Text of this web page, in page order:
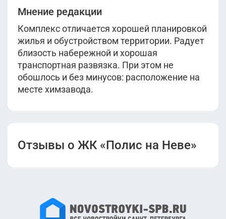
Мнение редакции
Комплекс отличается хорошей планировкой
жилья и обустройством территории. Радует
близость набережной и хорошая
транспортная развязка. При этом не
обошлось и без минусов: расположение на
месте химзавода.
Отзывы о ЖК «Полис на Неве»